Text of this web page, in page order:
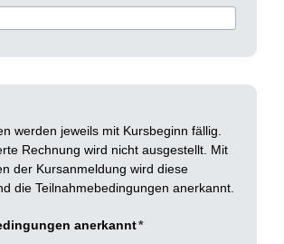
werden jeweils mit Kursbeginn fällig.
Rechnung wird nicht ausgestellt. Mit
der Kursanmeldung wird diese
die Teilnahmebedingungen anerkannt.
anerkannt*